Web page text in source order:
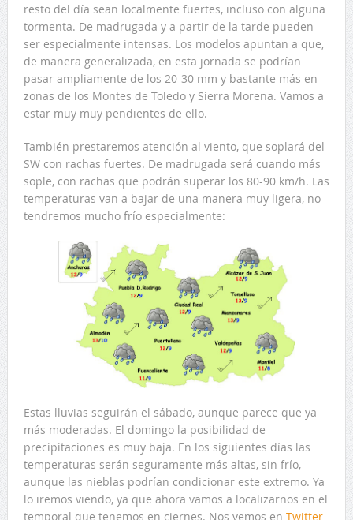
resto del día sean localmente fuertes, incluso con alguna
tormenta. De madrugada y a partir de la tarde pueden
ser especialmente intensas. Los modelos apuntan a que,
de manera generalizada, en esta jornada se podrían
pasar ampliamente de los 20-30 mm y bastante más en
zonas de los Montes de Toledo y Sierra Morena. Vamos a
estar muy muy pendientes de ello.
También prestaremos atención al viento, que soplará del
SW con rachas fuertes. De madrugada será cuando más
sople, con rachas que podrán superar los 80-90 km/h. Las
temperaturas van a bajar de una manera muy ligera, no
tendremos mucho frío especialmente:
Estas lluvias seguirán el sábado, aunque parece que ya
más moderadas. El domingo la posibilidad de
precipitaciones es muy baja. En los siguientes días las
temperaturas serán seguramente más altas, sin frío,
aunque las nieblas podrían condicionar este extremo. Ya
lo iremos viendo, ya que ahora vamos a localizarnos en el
temporal que tenemos en ciernes. Nos vemos en Twitter